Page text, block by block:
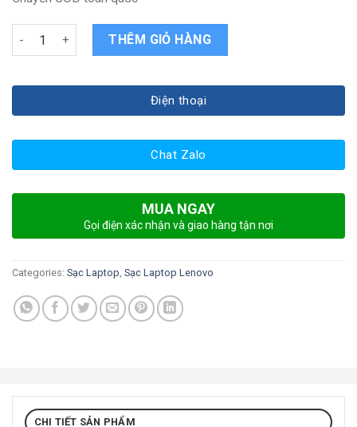
Sạc laptop Lenovo yoga 920 quantity
THÊM GIỎ HÀNG
Điện thoại
Chat Zalo
MUA NGAY
Gọi điện xác nhận và giao hàng tận nơi
Categories: Sạc Laptop, Sạc Laptop Lenovo
CHI TIẾT SẢN PHẨM